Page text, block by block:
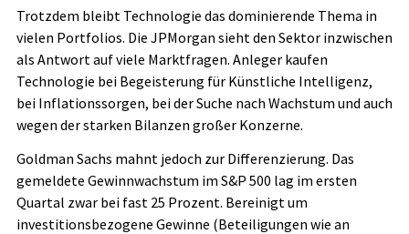
Trotzdem bleibt Technologie das dominierende Thema in
vielen Portfolios. Die JPMorgan sieht den Sektor inzwischen
als Antwort auf viele Marktfragen. Anleger kaufen
Technologie bei Begeisterung für Künstliche Intelligenz,
bei Inflationssorgen, bei der Suche nach Wachstum und auch
wegen der starken Bilanzen großer Konzerne.
Goldman Sachs mahnt jedoch zur Differenzierung. Das
gemeldete Gewinnwachstum im S&P 500 lag im ersten
Quartal zwar bei fast 25 Prozent. Bereinigt um
investitionsbezogene Gewinne (Beteiligungen wie an